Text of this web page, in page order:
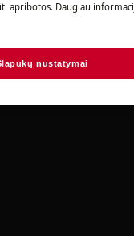
išjunkite prietaisą ir
apribotos. Daugiau
nustatymai